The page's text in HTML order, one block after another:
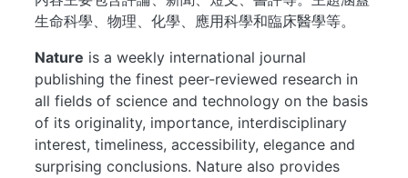
生命科學、物理、化學、應用科學和臨床醫學等。
Nature is a weekly international journal
publishing the finest peer-reviewed research in
all fields of science and technology on the basis
of its originality, importance, interdisciplinary
interest, timeliness, accessibility, elegance and
surprising conclusions. Nature also provides